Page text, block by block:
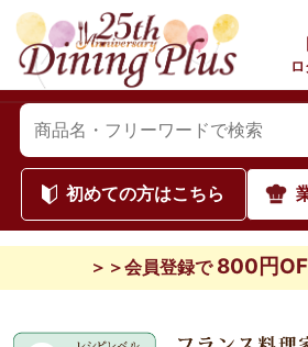
初めての方はこちら
＞＞会員登録で 800円